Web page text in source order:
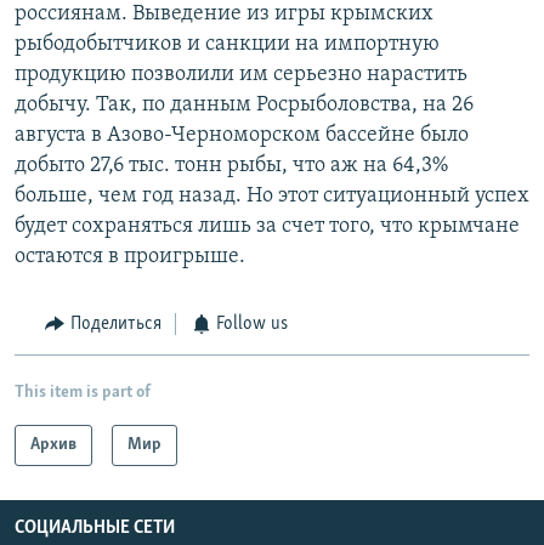
россиянам. Выведение из игры крымских
рыбодобытчиков и санкции на импортную
продукцию позволили им серьезно нарастить
добычу. Так, по данным Росрыболовства, на 26
августа в Азово-Черноморском бассейне было
добыто 27,6 тыс. тонн рыбы, что аж на 64,3%
больше, чем год назад. Но этот ситуационный успех
будет сохраняться лишь за счет того, что крымчане
остаются в проигрыше.
Поделиться Follow us
This item is part of
Архив Мир
СОЦИАЛЬНЫЕ СЕТИ